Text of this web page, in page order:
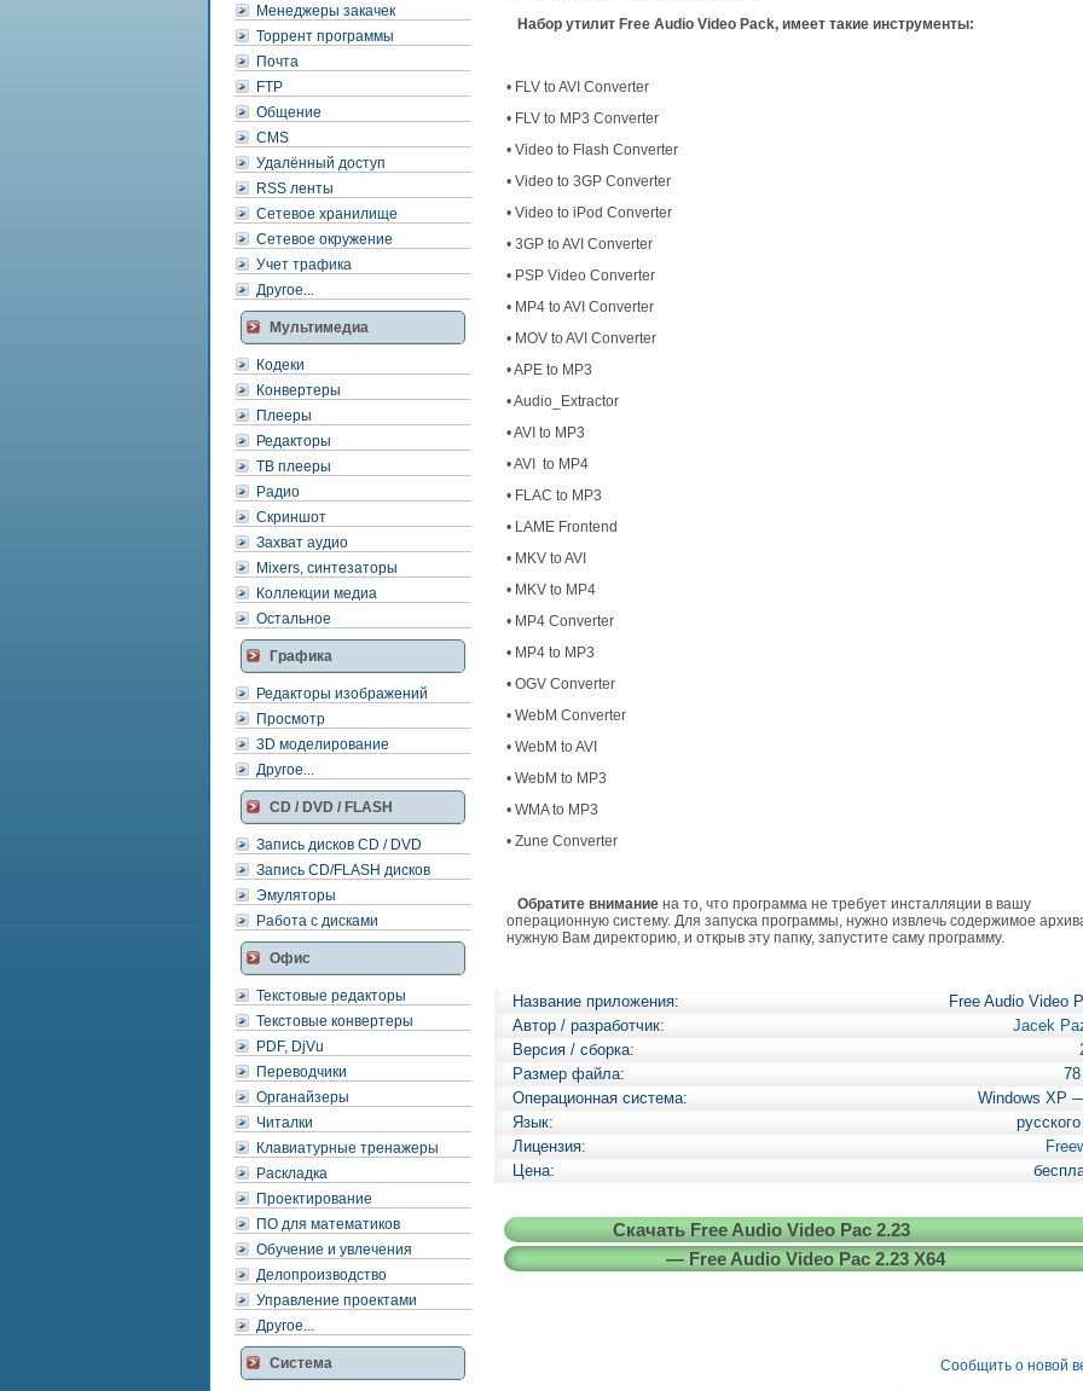
Менеджеры закачек
Торрент программы
Почта
FTP
Общение
CMS
Удалённый доступ
RSS ленты
Сетевое хранилище
Сетевое окружение
Учет трафика
Другое...
Мультимедиа
Кодеки
Конвертеры
Плееры
Редакторы
ТВ плееры
Радио
Скриншот
Захват аудио
Mixers, синтезаторы
Коллекции медиа
Остальное
Графика
Редакторы изображений
Просмотр
3D моделирование
Другое...
CD / DVD / FLASH
Запись дисков CD / DVD
Запись CD/FLASH дисков
Эмуляторы
Работа с дисками
Офис
Текстовые редакторы
Текстовые конвертеры
PDF, DjVu
Переводчики
Органайзеры
Читалки
Клавиатурные тренажеры
Раскладка
Проектирование
ПО для математиков
Обучение и увлечения
Делопроизводство
Управление проектами
Другое...
Система
Набор утилит Free Audio Video Pack, имеет такие инструменты:
• FLV to AVI Converter
• FLV to MP3 Converter
• Video to Flash Converter
• Video to 3GP Converter
• Video to iPod Converter
• 3GP to AVI Converter
• PSP Video Converter
• MP4 to AVI Converter
• MOV to AVI Converter
• APE to MP3
• Audio_Extractor
• AVI to MP3
• AVI to MP4
• FLAC to MP3
• LAME Frontend
• MKV to AVI
• MKV to MP4
• MP4 Converter
• MP4 to MP3
• OGV Converter
• WebM Converter
• WebM to AVI
• WebM to MP3
• WMA to MP3
• Zune Converter
Обратите внимание на то, что программа не требует инсталляции в вашу
операционную систему. Для запуска программы, нужно извлечь содержимое
нужную Вам директорию, и открыв эту папку, запустите саму программу.
Название приложения:
Free Audio Video
Автор / разработчик:
Jacek
Версия / сборка:
Размер файла:
Операционная система:
Windows XP
Язык:
Лицензия:
Цена:
Скачать Free Audio Video Pac 2.23
— Free Audio Video Pac 2.23 X64
Сообщить о новой